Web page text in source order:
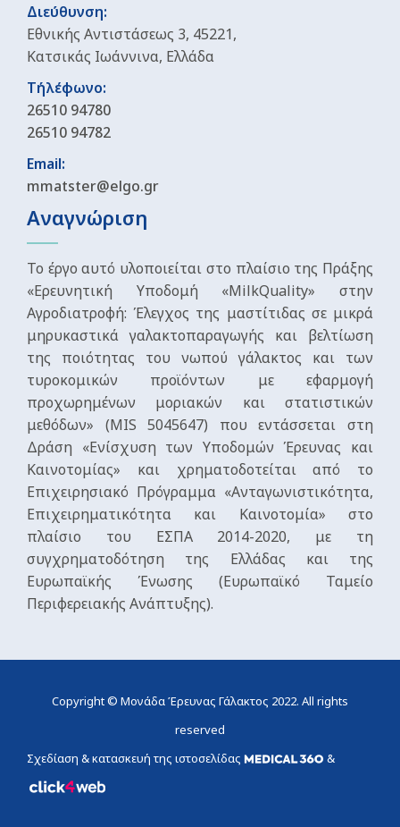
Διεύθυνση:
Εθνικής Αντιστάσεως 3, 45221,
Κατσικάς Ιωάννινα, Ελλάδα
Τήλέφωνο:
26510 94780
26510 94782
Email:
mmatster@elgo.gr
Αναγνώριση
Το έργο αυτό υλοποιείται στο πλαίσιο της Πράξης
«Ερευνητική Υποδομή «MilkQuality» στην
Αγροδιατροφή: Έλεγχος της μαστίτιδας σε μικρά
μηρυκαστικά γαλακτοπαραγωγής και βελτίωση
της ποιότητας του νωπού γάλακτος και των
τυροκομικών προϊόντων με εφαρμογή
προχωρημένων μοριακών και στατιστικών
μεθόδων» (MIS 5045647) που εντάσσεται στη
Δράση «Ενίσχυση των Υποδομών Έρευνας και
Καινοτομίας» και χρηματοδοτείται από το
Επιχειρησιακό Πρόγραμμα «Ανταγωνιστικότητα,
Επιχειρηματικότητα και Καινοτομία» στο
πλαίσιο του ΕΣΠΑ 2014-2020, με τη
συγχρηματοδότηση της Ελλάδας και της
Ευρωπαϊκής Ένωσης (Ευρωπαϊκό Ταμείο
Περιφερειακής Ανάπτυξης).
Copyright © Μονάδα Έρευνας Γάλακτος 2022. All rights
reserved
Σχεδίαση & κατασκευή της ιστοσελίδας
&